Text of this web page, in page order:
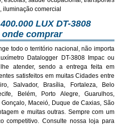
iluminação comercial
LUX DT-3808
onde comprar
todo o território nacional, não importa
Datalogger DT-3808 Impac ou
atender, sendo a entrega feita em
satisfeitos em muitas Cidades entre
Salvador, Brasília, Fortaleza, Belo
Belém, Porto Alegre, Guarulhos,
Maceió, Duque de Caxias, São
e muitas outras. Sempre com um
competitivo. Consulte nossa loja para